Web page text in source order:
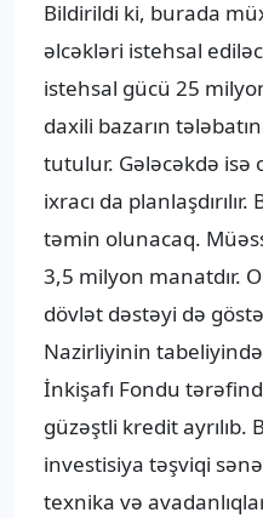
Bildirildi ki, burada
əlcəkləri istehsal
istehsal gücü 25
daxili bazarın
tutulur. Gələcəkdə isə
ixracı da
təmin olunacaq.
3,5 milyon manatdır.
dövlət dəstəyi də
Nazirliyinin
İnkişafı Fondu
güzəştli kredit ayrılıb.
investisiya təşviqi
texnika və